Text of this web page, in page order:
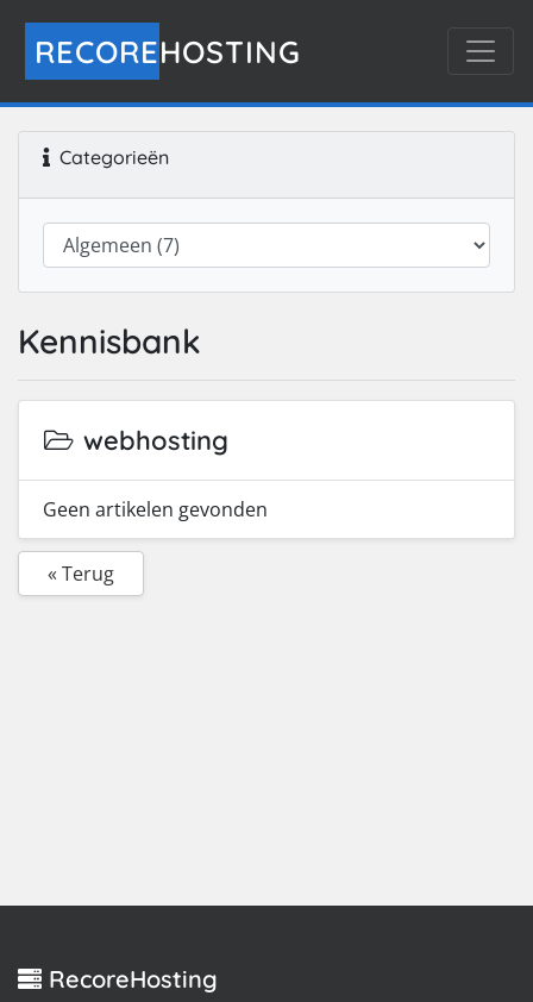
RECOREHOSTING
Categorieën
Kennisbank
webhosting
Geen artikelen gevonden
« Terug
RecoreHosting